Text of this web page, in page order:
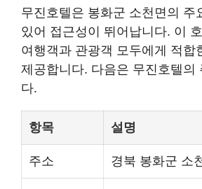
무진호텔은 봉화군 소천면의 주
있어 접근성이 뛰어납니다. 이
여행객과 관광객 모두에게 적합
제공합니다. 다음은 무진호텔의
다.
항목 설명
주소 경북 봉화군 소